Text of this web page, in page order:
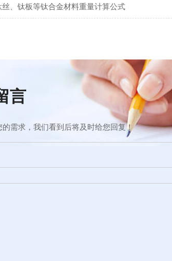
丝、钛板等钛合金材料重量计算公式
言
需求，我们看到后将及时给您回复！